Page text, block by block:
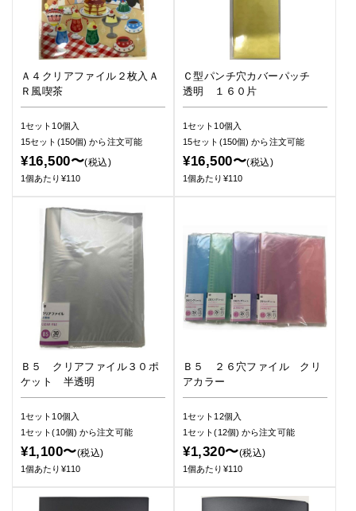
Ａ４クリアファイル２枚入Ａ
Ｒ風喫茶
1セット10個入
15セット(150個)から注文可能
¥16,500〜(税込)
1個あたり¥110
Ｃ型パンチ穴カバーパッチ
透明 １６０片
1セット10個入
15セット(150個)から注文可能
¥16,500〜(税込)
1個あたり¥110
Ｂ５ クリアファイル３０ポ
ケット 半透明
1セット10個入
1セット(10個)から注文可能
¥1,100〜(税込)
1個あたり¥110
Ｂ５ ２６穴ファイル クリ
アカラー
1セット12個入
1セット(12個)から注文可能
¥1,320〜(税込)
1個あたり¥110